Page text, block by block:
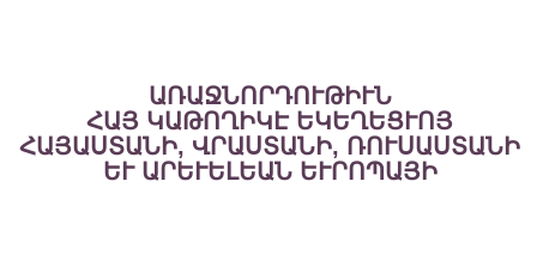
ԱՌԱՋՆՈՐԴՈՒԹԻՒՆ
ՀԱՅ ԿԱԹՈՂԻԿԷ ԵԿԵՂԵՑՒՈՅ
ՀԱՅԱՍՏԱՆԻ, ՎՐԱՍՏԱՆԻ, ՌՈՒՍԱՍՏԱՆԻ
ԵՒ ԱՐԵՒԵԼԵԱՆ ԵՒՐՈՊԱՅԻ